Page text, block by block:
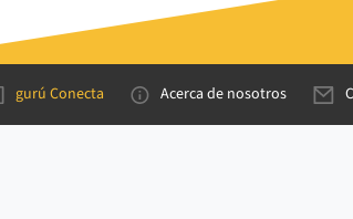
gurú Conecta Acerca de nosotros